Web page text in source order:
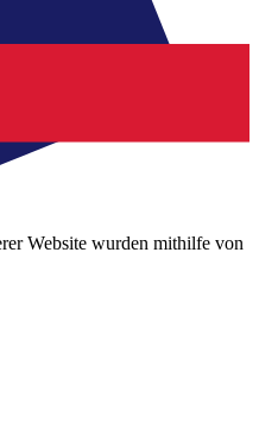
Website wurden mithilfe von